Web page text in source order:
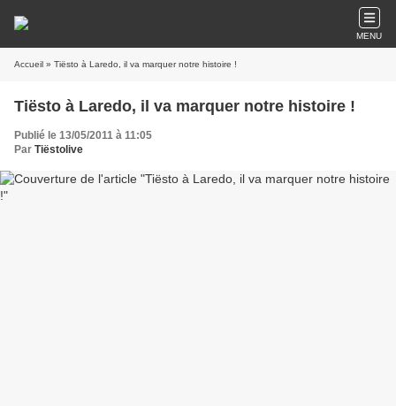
MENU
Accueil » Tiësto à Laredo, il va marquer notre histoire !
Tiësto à Laredo, il va marquer notre histoire !
Publié le 13/05/2011 à 11:05
Par Tiëstolive